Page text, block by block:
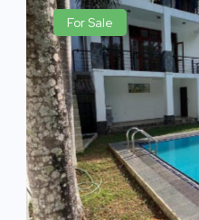
For Sale